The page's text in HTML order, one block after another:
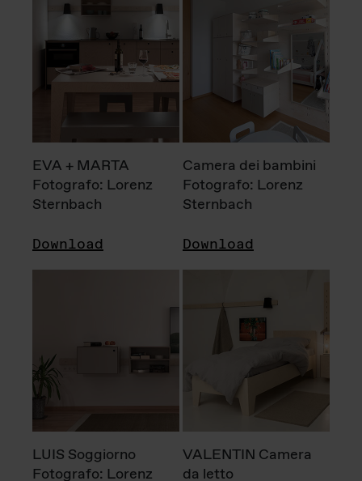
EVA + MARTA
Fotografo: Lorenz
Sternbach
Download
Camera dei bambini
Fotografo: Lorenz
Sternbach
Download
LUIS Soggiorno
Fotografo: Lorenz
VALENTIN Camera
da letto